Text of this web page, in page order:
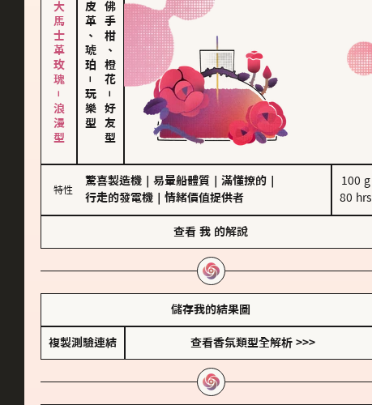
大馬士革玫瑰－浪漫型 皮革、琥珀
－
玩樂型
佛手柑、橙花
－
好友型
特性
驚喜製造機 易暈船體質 滿懂撩的
行走的發電機
情緒價值提供者
100 g
80 hrs
查看 我 的解說
儲存我的結果圖
複製測驗連結 查看香氛類型全解析 >>>